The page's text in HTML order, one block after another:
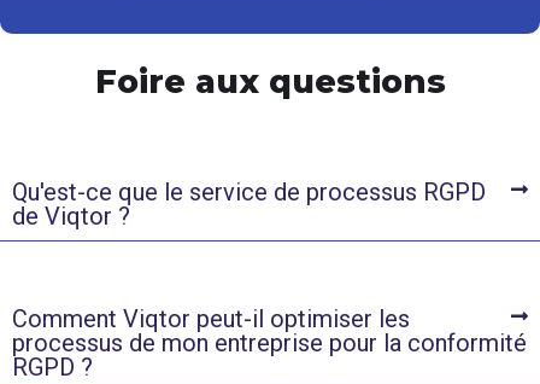
Foire aux questions
Qu'est-ce que le service de processus RGPD
de Viqtor ?
Comment Viqtor peut-il optimiser les
processus de mon entreprise pour la conformité
RGPD ?